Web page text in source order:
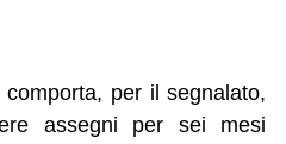
per il segnalato,
assegni per sei mesi